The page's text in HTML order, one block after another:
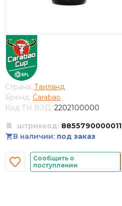
Страна: Таиланд
Бренд: Carabao
Код ТН ВЭД: 2202100000
штрихкод: 8855790000011
В наличии: под заказ
Сообщить о
поступлении